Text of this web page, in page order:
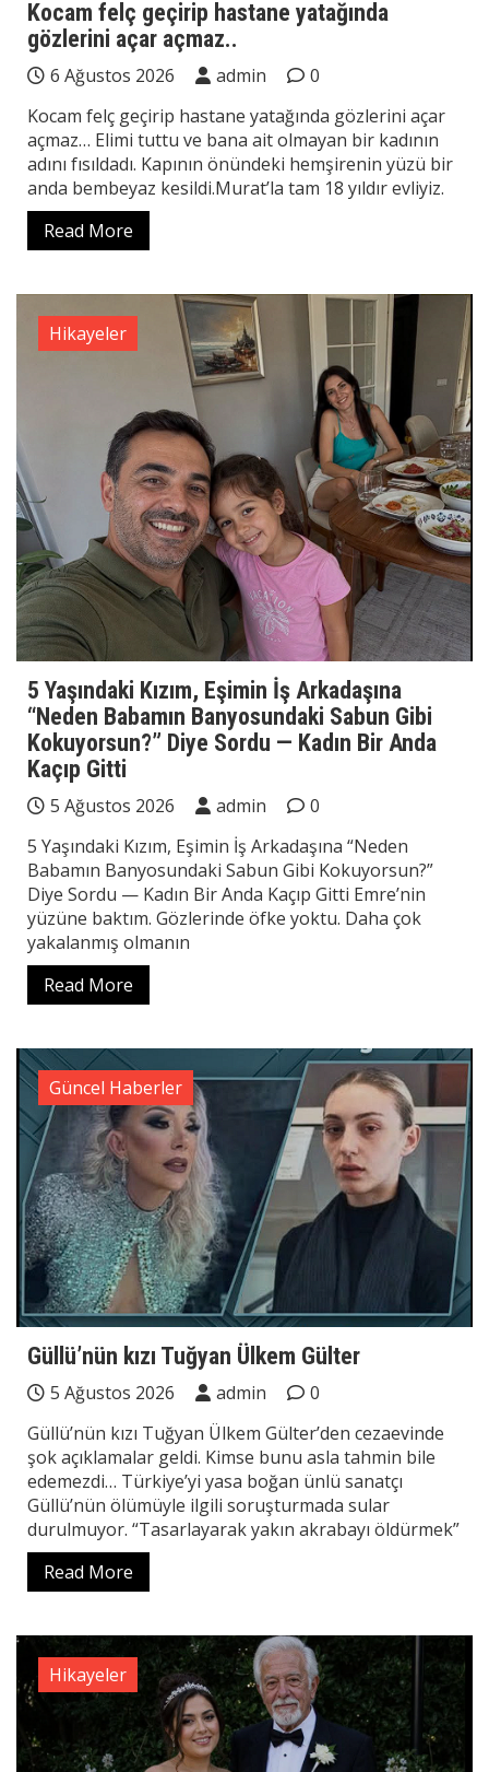
Kocam felç geçirip hastane yatağında
gözlerini açar açmaz..
6 Ağustos 2026 admin
0
Kocam felç geçirip hastane yatağında gözlerini açar
açmaz… Elimi tuttu ve bana ait olmayan bir kadının
adını fısıldadı. Kapının önündeki hemşirenin yüzü bir
anda bembeyaz kesildi.Murat’la tam 18 yıldır evliyiz.
Read More
Hikayeler
5 Yaşındaki Kızım, Eşimin İş Arkadaşına
“Neden Babamın Banyosundaki Sabun Gibi
Kokuyorsun?” Diye Sordu — Kadın Bir Anda
Kaçıp Gitti
5 Ağustos 2026 admin
0
5 Yaşındaki Kızım, Eşimin İş Arkadaşına “Neden
Babamın Banyosundaki Sabun Gibi Kokuyorsun?”
Diye Sordu — Kadın Bir Anda Kaçıp Gitti Emre’nin
yüzüne baktım. Gözlerinde öfke yoktu. Daha çok
yakalanmış olmanın
Read More
Güncel Haberler
Güllü’nün kızı Tuğyan Ülkem Gülter
5 Ağustos 2026 admin
0
Güllü’nün kızı Tuğyan Ülkem Gülter’den cezaevinde
şok açıklamalar geldi. Kimse bunu asla tahmin bile
edemezdi… Türkiye’yi yasa boğan ünlü sanatçı
Güllü’nün ölümüyle ilgili soruşturmada sular
durulmuyor. “Tasarlayarak yakın akrabayı öldürmek”
Read More
Hikayeler